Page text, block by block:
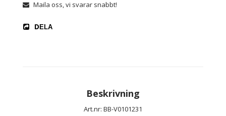
Maila oss, vi svarar snabbt!
DELA
Beskrivning
Art.nr: BB-V0101231